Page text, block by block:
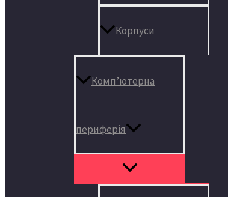
Корпуси
Комп’ютерна
периферія